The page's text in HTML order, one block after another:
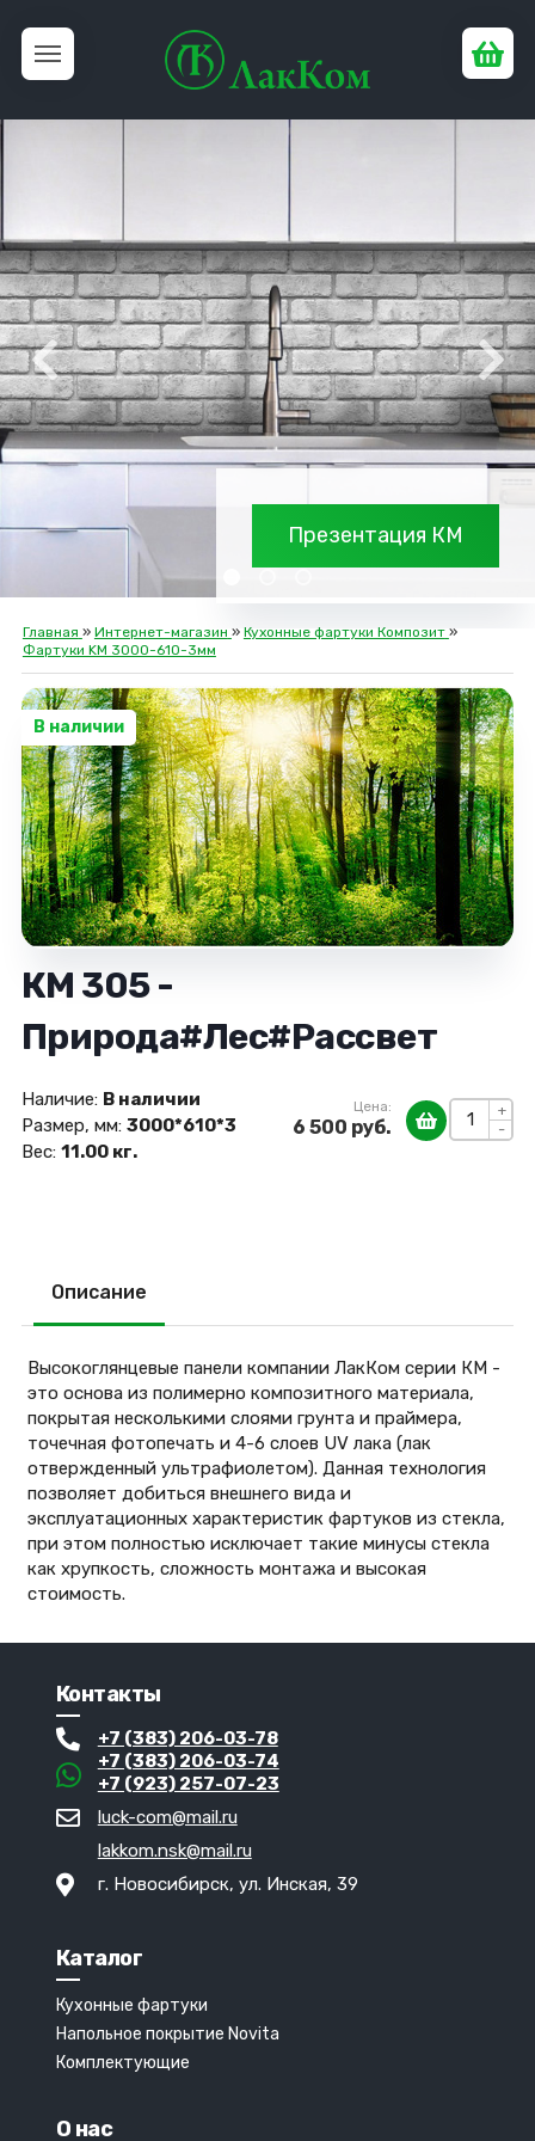
Презентация КМ
Главная » Интернет-магазин » Кухонные фартуки Композит »
Фартуки KM 3000-610-3мм
В наличии
КМ 305 -
Природа#Лес#Рассвет
+
-
Цена:
6 500 руб.
Наличие: В наличии
Размер, мм: 3000*610*3
Вес: 11.00 кг.
Описание
Высокоглянцевые панели компании ЛакКом серии КМ -
это основа из полимерно композитного материала,
покрытая несколькими слоями грунта и праймера,
точечная фотопечать и 4-6 слоев UV лака (лак
отвержденный ультрафиолетом). Данная технология
позволяет добиться внешнего вида и
эксплуатационных характеристик фартуков из стекла,
при этом полностью исключает такие минусы стекла
как хрупкость, сложность монтажа и высокая
стоимость.
Контакты
+7 (383) 206-03-78
+7 (383) 206-03-74
+7 (923) 257-07-23
luck-com@mail.ru
lakkom.nsk@mail.ru
г. Новосибирск, ул. Инская, 39
Каталог
Кухонные фартуки
Напольное покрытие Novita
Комплектующие
О нас